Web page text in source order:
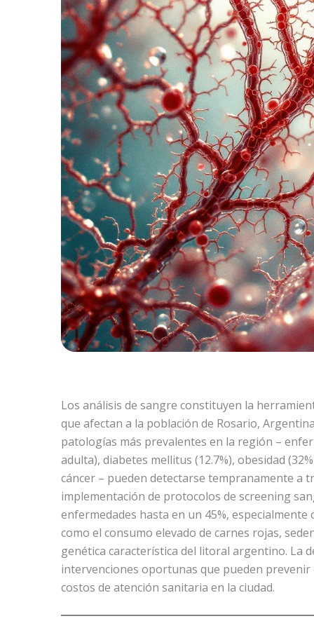
Los análisis de sangre constituyen la
que afectan a la población de Rosario,
patologías más prevalentes en la región –
adulta), diabetes mellitus (12.7%), obesidad
cáncer – pueden detectarse tempranamente a
implementación de protocolos de screening
enfermedades hasta en un 45%,
como el consumo elevado de carnes rojas,
genética característica del litoral argentino. La
intervenciones oportunas que pueden
costos de atención sanitaria en la ciudad.